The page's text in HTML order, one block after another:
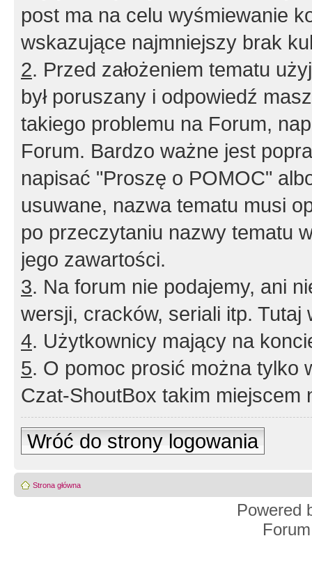
post ma na celu wyśmiewanie
wskazujące najmniejszy brak
2. Przed założeniem tematu
był poruszany i odpowiedź
takiego problemu na Forum,
Forum. Bardzo ważne jest
napisać "Proszę o POMOC"
usuwane, nazwa tematu musi
po przeczytaniu nazwy tematu
jego zawartości.
3. Na forum nie podajemy, ani
wersji, cracków, seriali itp. Tutaj
4. Użytkownicy mający na
5. O pomoc prosić można tylko
Czat-ShoutBox takim miejscem
Wróć do strony logowania
Strona główna
Powered